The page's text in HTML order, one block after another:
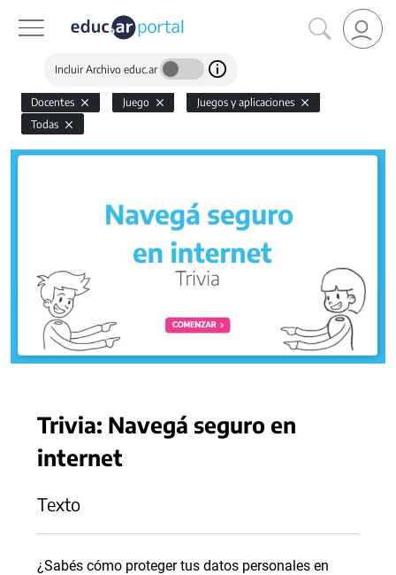
Incluir Archivo educ.ar
Docentes Juego
Juegos y aplicaciones
Todas
Trivia: Navegá seguro en
internet
Texto
¿Sabés cómo proteger tus datos personales en